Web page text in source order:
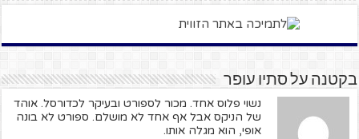
בקטנה על סתיו עופר
נשוי פלוס אחד. מכור לספורט ובעיקר לכדורסל. אוהד
של הניקס אבל אף אחד לא מושלם. ספורט לא בונה
אופי, הוא מגלה אותו.